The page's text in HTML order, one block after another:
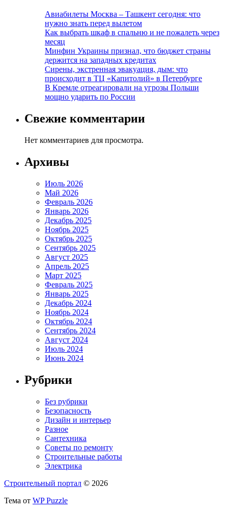
Авиабилеты Москва – Ташкент сегодня: что
нужно знать перед вылетом
Как выбрать шкаф в спальню и не пожалеть через
месяц
Минфин Украины признал, что бюджет страны
держится на западных кредитах
Сирены, экстренная эвакуация, дым: что
происходит в ТЦ «Капитолий» в Петербурге
В Кремле отреагировали на угрозы Польши
мощно ударить по России
Свежие комментарии
Нет комментариев для просмотра.
Архивы
Июль 2026
Май 2026
Февраль 2026
Январь 2026
Декабрь 2025
Ноябрь 2025
Октябрь 2025
Сентябрь 2025
Август 2025
Апрель 2025
Март 2025
Февраль 2025
Январь 2025
Декабрь 2024
Ноябрь 2024
Октябрь 2024
Сентябрь 2024
Август 2024
Июль 2024
Июнь 2024
Рубрики
Без рубрики
Безопасность
Дизайн и интерьер
Разное
Сантехника
Советы по ремонту
Строительные работы
Электрика
Строительный портал © 2026
Тема от WP Puzzle